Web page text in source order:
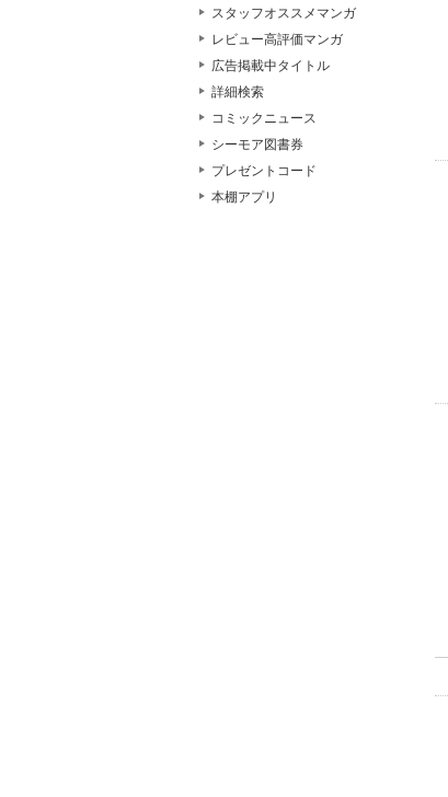
スタッフオススメマンガ
レビュー高評価マンガ
広告掲載中タイトル
詳細検索
コミックニュース
シーモア図書券
プレゼントコード
本棚アプリ